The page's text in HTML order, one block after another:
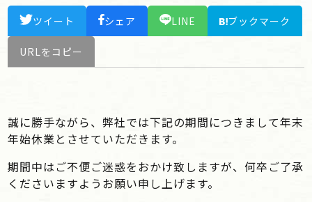
ツイート シェア LINE ブックマーク
URLをコピー
誠に勝手ながら、弊社では下記の期間につきまして年末
年始休業とさせていただきます。
期間中はご不便ご迷惑をおかけ致しますが、何卒ご了承
くださいますようお願い申し上げます。